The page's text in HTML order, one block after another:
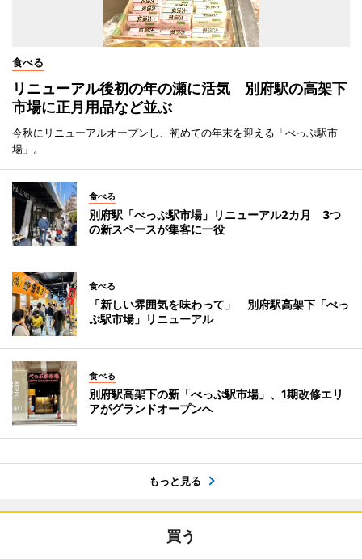
食べる
リニューアル後初の年の瀬に活気 別府駅の高架下
市場に正月用品など並ぶ
今秋にリニューアルオープンし、初めての年末を迎える「べっぷ駅市
場」。
食べる
別府駅「べっぷ駅市場」リニューアル2カ月 3つ
の新スペースが集客に一役
食べる
「新しい雰囲気を味わって」 別府駅高架下「べっ
ぷ駅市場」リニューアル
食べる
別府駅高架下の新「べっぷ駅市場」、1期改修エリ
アがグランドオープンへ
もっと見る
買う